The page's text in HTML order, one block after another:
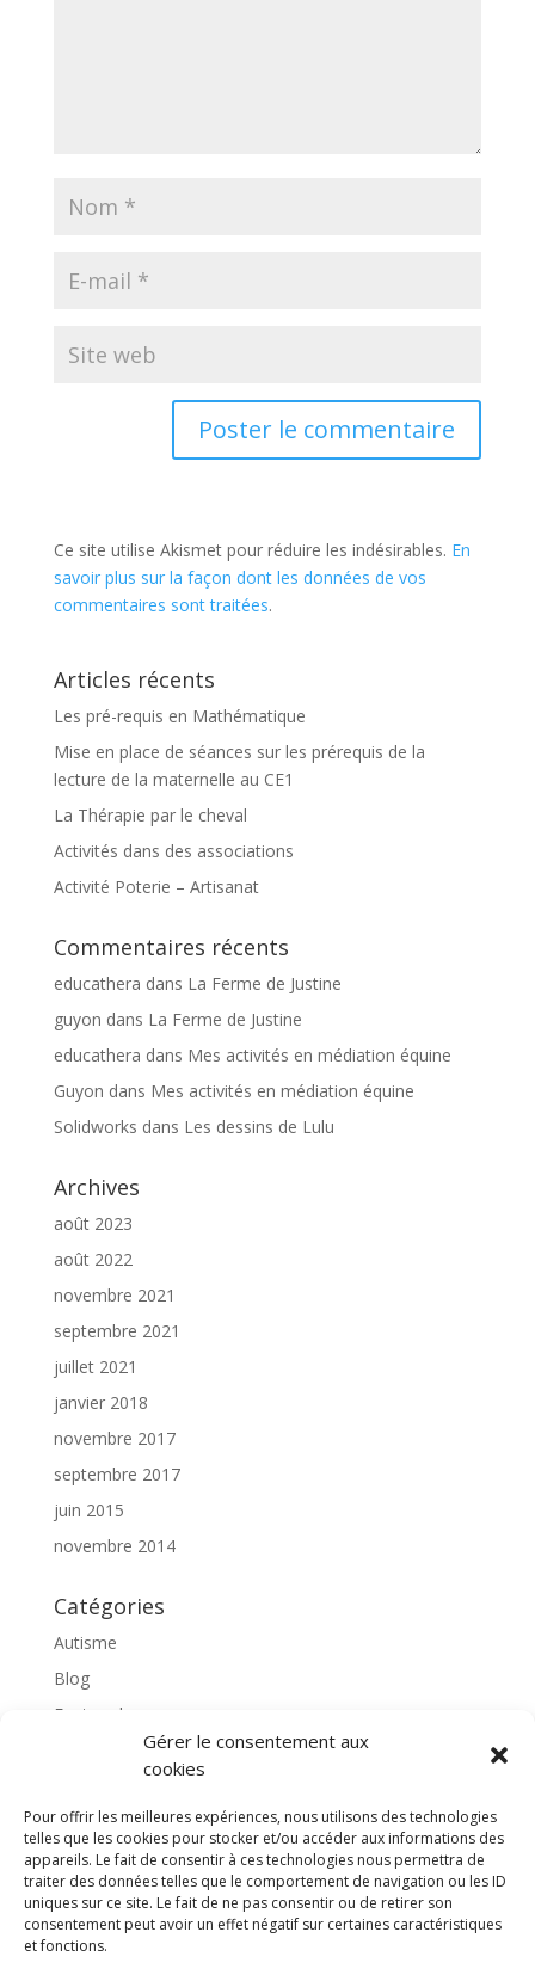
Gérer le consentement aux
cookies
Pour offrir les meilleures expériences, nous utilisons des technologies
telles que les cookies pour stocker et/ou accéder aux informations des
appareils. Le fait de consentir à ces technologies nous permettra de
traiter des données telles que le comportement de navigation ou les ID
uniques sur ce site. Le fait de ne pas consentir ou de retirer son
consentement peut avoir un effet négatif sur certaines caractéristiques
et fonctions.
Ce site utilise Akismet pour réduire les indésirables. En
savoir plus sur la façon dont les données de vos
commentaires sont traitées.
Articles récents
Les pré-requis en Mathématique
Mise en place de séances sur les prérequis de la
lecture de la maternelle au CE1
La Thérapie par le cheval
Activités dans des associations
Activité Poterie – Artisanat
Commentaires récents
educathera dans La Ferme de Justine
guyon dans La Ferme de Justine
educathera dans Mes activités en médiation équine
Guyon dans Mes activités en médiation équine
Solidworks dans Les dessins de Lulu
Archives
août 2023
août 2022
novembre 2021
septembre 2021
juillet 2021
janvier 2018
novembre 2017
septembre 2017
juin 2015
novembre 2014
Catégories
Autisme
Blog
Featured
l'apprentissage scolaire
Non classé
partenaires
Poterie
rassemblons nos expériences